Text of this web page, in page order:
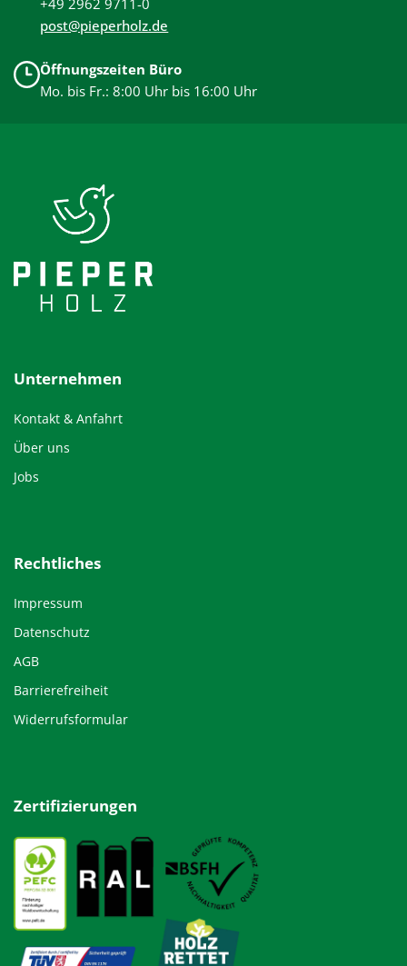
post@pieperholz.de
Öffnungszeiten Büro
Mo. bis Fr.: 8:00 Uhr bis 16:00 Uhr
Unternehmen
Kontakt & Anfahrt
Über uns
Jobs
Rechtliches
Impressum
Datenschutz
AGB
Barrierefreiheit
Widerrufsformular
Zertifizierungen